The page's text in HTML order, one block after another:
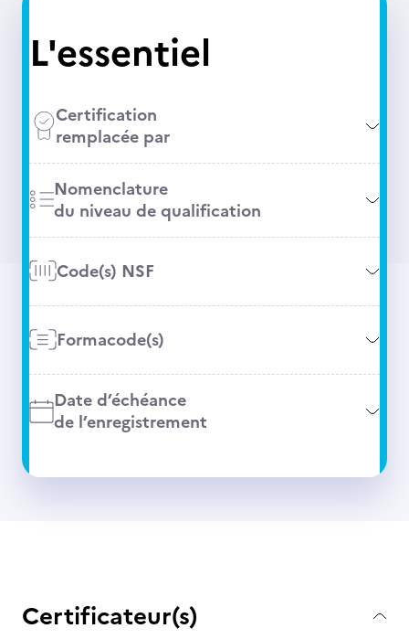
L'essentiel
Certification
remplacée par
Nomenclature
du niveau de qualification
Code(s) NSF
Formacode(s)
Date d’échéance
de l’enregistrement
Certificateur(s)